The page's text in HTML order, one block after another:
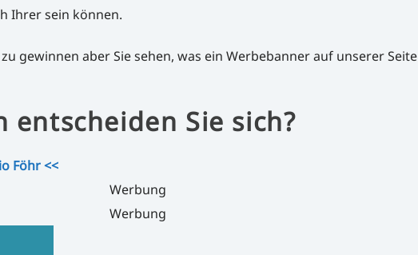
Ihrer sein können.
gewinnen aber Sie sehen, was ein Werbebanner auf unserer Seite
entscheiden Sie sich?
Föhr <<
Werbung
Werbung